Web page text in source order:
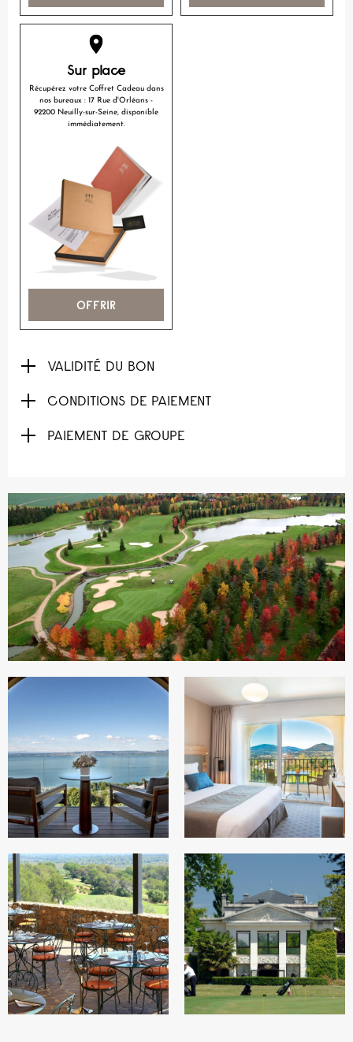
Sur place
Récupérez votre Coffret Cadeau dans
nos bureaux : 17 Rue d'Orléans -
92200 Neuilly-sur-Seine, disponible
immédiatement.
OFFRIR
VALIDITÉ DU BON
CONDITIONS DE PAIEMENT
PAIEMENT DE GROUPE